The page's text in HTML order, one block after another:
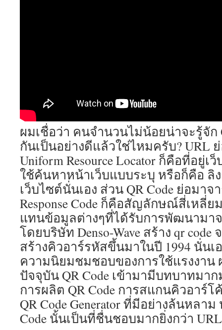
เป็น
ระบ
iOS
หรือ
โดย
จุด
แข็ง
ของ
เว็บ
แห่ง
นี้
เป็น
คุณ
ของ
ภาพ
กรา
งดง
ชัด
รวม
ผมเชื่อว่า คนจำนวนไม่น้อยน่าจะรู้จัก
กันเป็นอย่างดีแล้วใช่ไหมครับ? URL
Uniform Resource Locator ก็คือที่อยู่
ใช้ค้นหาหน้าเว็บแบบระบุ หรือก็คือ ลิ
เว็บไซต์นั่นเอง ส่วน QR Code ย่อมาจ
Response Code ก็คือสัญลักษณ์สี่เหลี่
แทนข้อมูลต่างๆที่ได้รับการพัฒนามา
โดยบริษัท Denso-Wave สร้าง qr
สร้างคิวอาร์รหัสขึ้นมาในปี 1994 นั่นเ
ความนิยมชมชอบของการใช้แรงงาน
ปัจจุบัน QR Code เข้ามามีบทบาทมา
การผลิต QR Code การสแกนคิวอาร์
QR Code Generator ที่มีอย่างล้นหลา
Code นั้นเป็นที่ชื่นชอบมากยิ่งกว่า